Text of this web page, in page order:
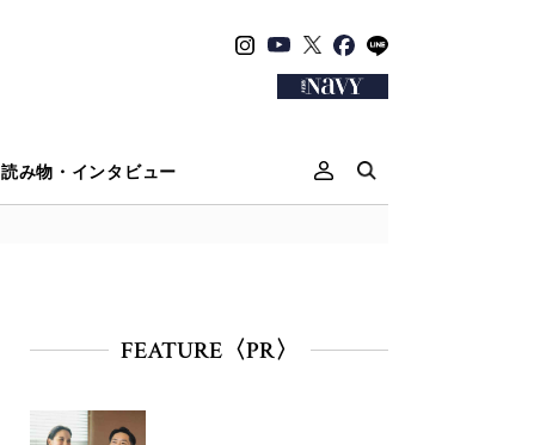
読み物・インタビュー
FEATURE〈PR〉